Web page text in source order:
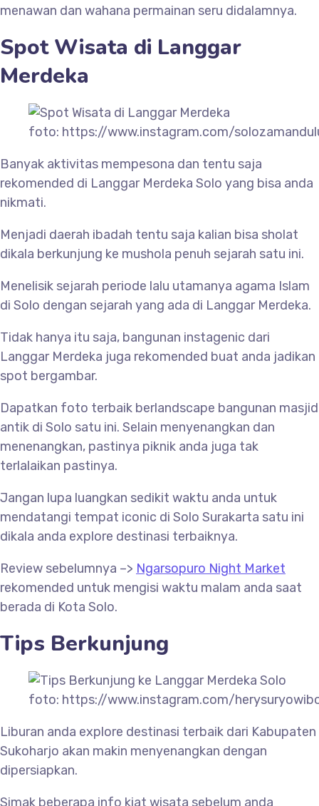
menawan dan wahana permainan seru didalamnya.
Spot Wisata di Langgar
Merdeka
foto: https://www.instagram.com/
Banyak aktivitas mempesona dan tentu saja
rekomended di Langgar Merdeka Solo yang bisa anda
nikmati.
Menjadi daerah ibadah tentu saja kalian bisa sholat
dikala berkunjung ke mushola penuh sejarah satu ini.
Menelisik sejarah periode lalu utamanya agama Islam
di Solo dengan sejarah yang ada di Langgar Merdeka.
Tidak hanya itu saja, bangunan instagenic dari
Langgar Merdeka juga rekomended buat anda jadikan
spot bergambar.
Dapatkan foto terbaik berlandscape bangunan masjid
antik di Solo satu ini. Selain menyenangkan dan
menenangkan, pastinya piknik anda juga tak
terlalaikan pastinya.
Jangan lupa luangkan sedikit waktu anda untuk
mendatangi tempat iconic di Solo Surakarta satu ini
dikala anda explore destinasi terbaiknya.
Review sebelumnya –> Ngarsopuro Night Market
rekomended untuk mengisi waktu malam anda saat
berada di Kota Solo.
Tips Berkunjung
foto: https://www.instagram.com/
Liburan anda explore destinasi terbaik dari Kabupaten
Sukoharjo akan makin menyenangkan dengan
dipersiapkan.
Simak beberapa info kiat wisata sebelum anda